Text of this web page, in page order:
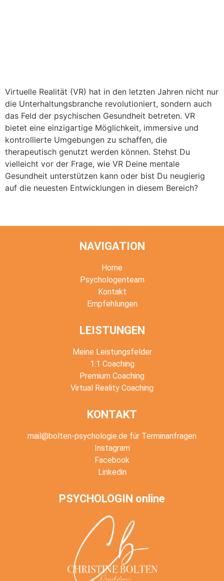
Virtuelle Realität (VR) hat in den letzten Jahren nicht nur
die Unterhaltungsbranche revolutioniert, sondern auch
das Feld der psychischen Gesundheit betreten. VR
bietet eine einzigartige Möglichkeit, immersive und
kontrollierte Umgebungen zu schaffen, die
therapeutisch genutzt werden können. Stehst Du
vielleicht vor der Frage, wie VR Deine mentale
Gesundheit unterstützen kann oder bist Du neugierig
auf die neuesten Entwicklungen in diesem Bereich?
NAVIGATION
Home
Psychologenteam
Kontakt
Empfehlungen
LEISTUNGEN
Meine Leistungsfelder
1:1 Coaching
Premium Coaching
Virtual Reality Coaching
KONTAKT
mail@bolten-psychologie.de für Terminanfragen
Instagram
Facebook
Linkedin
PSYCHOLOGIN online